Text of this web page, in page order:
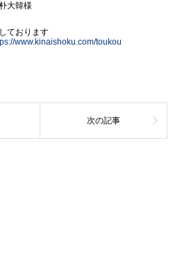
韓様
ております
www.kinaishoku.com/toukou
次の記事